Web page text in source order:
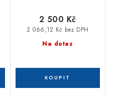
Na dotaz
2 066,12 Kč bez DPH
2 500 Kč